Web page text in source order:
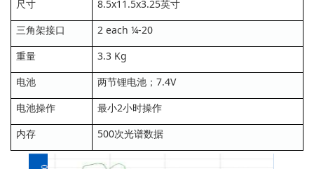
尺寸
8.5x11.5x3.25英寸
三角架接口
2 each ¼-20
重量
3.3 Kg
电池
两节锂电池；7.4V
电池操作
最小2小时操作
内存
500次光谱数据